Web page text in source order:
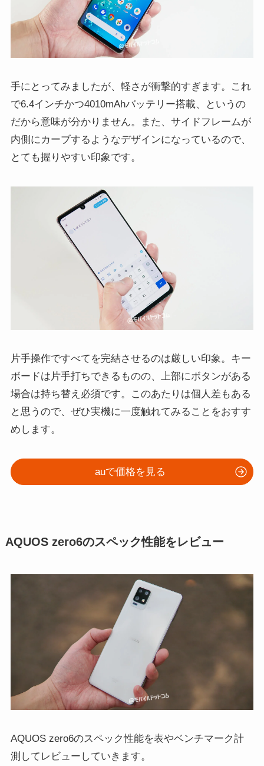
手にとってみましたが、軽さが衝撃的すぎます。これ
で6.4インチかつ4010mAhバッテリー搭載、というの
だから意味が分かりません。また、サイドフレームが
内側にカーブするようなデザインになっているので、
とても握りやすい印象です。
片手操作ですべてを完結させるのは厳しい印象。キー
ボードは片手打ちできるものの、上部にボタンがある
場合は持ち替え必須です。このあたりは個人差もある
と思うので、ぜひ実機に一度触れてみることをおすす
めします。
auで価格を見る
AQUOS zero6のスペック性能をレビュー
AQUOS zero6のスペック性能を表やベンチマーク計
測してレビューしていきます。